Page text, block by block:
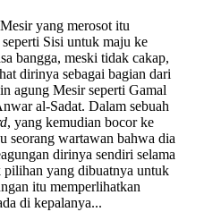
yang merosot itu
Sisi untuk maju ke
bangga, meski tidak cakap,
dirinya sebagai bagian dari
agung Mesir seperti Gamal
al-Sadat. Dalam sebuah
, yang kemudian bocor ke
seorang wartawan bahwa dia
dirinya sendiri selama
pilihan yang dibuatnya untuk
itu memperlihatkan
di kepalanya...